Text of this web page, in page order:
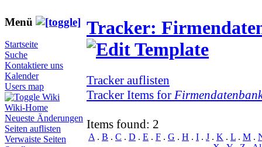
Menü
Startseite
Suche
Kontaktiere uns
Kalender
Users map
Wiki
Wiki-Home
Neueste Änderungen
Seiten auflisten
Verwaiste Seiten
Tracker:
Tracker auflisten
Tracker Items for
Items found: 2
A . B . C . D . E . F . G . H . I . J . K . L . M .